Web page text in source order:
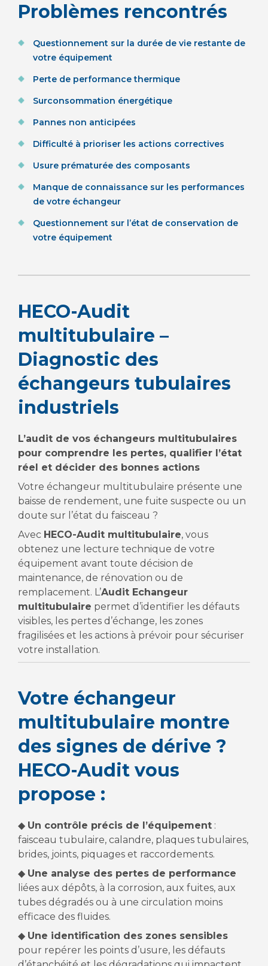
Problèmes rencontrés
Questionnement sur la durée de vie restante de
votre équipement
Perte de performance thermique
Surconsommation énergétique
Pannes non anticipées
Difficulté à prioriser les actions correctives
Usure prématurée des composants
Manque de connaissance sur les performances
de votre échangeur
Questionnement sur l’état de conservation de
votre équipement
HECO-Audit
multitubulaire –
Diagnostic des
échangeurs tubulaires
industriels
L’audit de vos échangeurs multitubulaires
pour comprendre les pertes, qualifier l’état
réel et décider des bonnes actions
Votre échangeur multitubulaire présente une
baisse de rendement, une fuite suspecte ou un
doute sur l’état du faisceau ?
Avec HECO-Audit multitubulaire, vous
obtenez une lecture technique de votre
équipement avant toute décision de
maintenance, de rénovation ou de
remplacement. L’Audit Echangeur
multitubulaire permet d’identifier les défauts
visibles, les pertes d’échange, les zones
fragilisées et les actions à prévoir pour sécuriser
votre installation.
Votre échangeur
multitubulaire montre
des signes de dérive ?
HECO-Audit vous
propose :
◆ Un contrôle précis de l’équipement :
faisceau tubulaire, calandre, plaques tubulaires,
brides, joints, piquages et raccordements.
◆ Une analyse des pertes de performance
liées aux dépôts, à la corrosion, aux fuites, aux
tubes dégradés ou à une circulation moins
efficace des fluides.
◆ Une identification des zones sensibles
pour repérer les points d’usure, les défauts